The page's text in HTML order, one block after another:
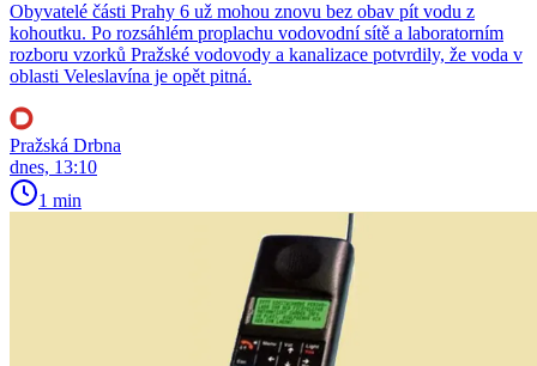
Obyvatelé části Prahy 6 už mohou znovu bez obav pít vodu z
kohoutku. Po rozsáhlém proplachu vodovodní sítě a laboratorním
rozboru vzorků Pražské vodovody a kanalizace potvrdily, že voda v
oblasti Veleslavína je opět pitná.
Pražská Drbna
dnes, 13:10
1 min